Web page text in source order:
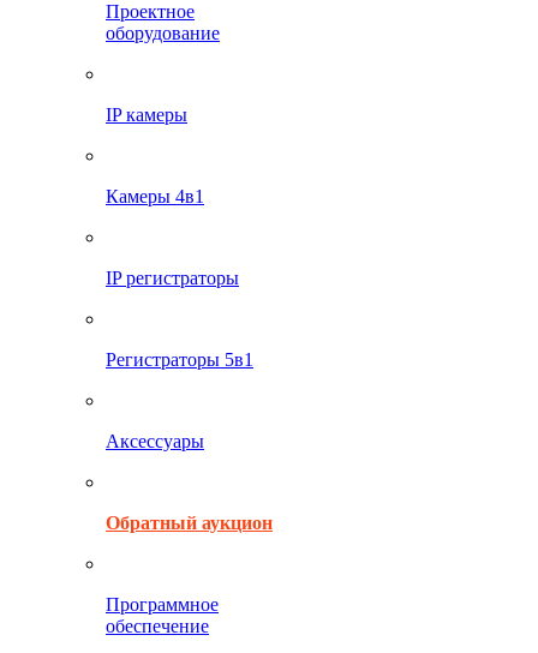
Проектное
оборудование
IP камеры
Камеры 4в1
IP регистраторы
Регистраторы 5в1
Аксессуары
Обратный аукцион
Программное
обеспечение